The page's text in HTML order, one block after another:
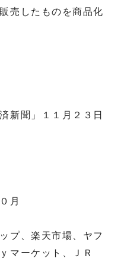
売したものを商品化
新聞」１１月２３日
月
プ、楽天市場、ヤフ
マーケット、ＪＲ